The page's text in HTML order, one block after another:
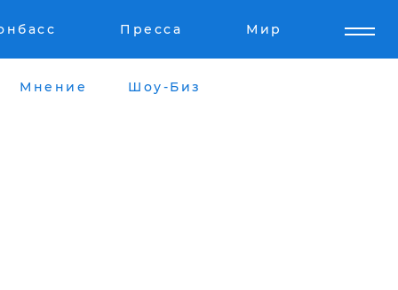
Пресса Мир
Мнение Шоу-Биз